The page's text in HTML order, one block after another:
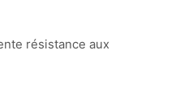
résistance aux